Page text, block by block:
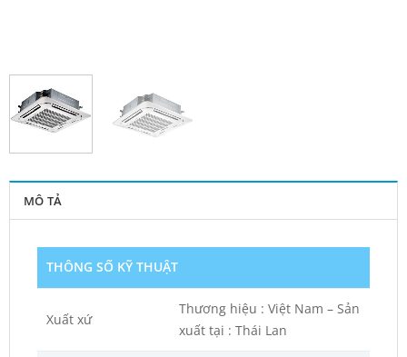
MÔ TẢ
THÔNG SỐ KỸ THUẬT
Xuất xứ
Thương hiệu : Việt Nam – Sản
xuất tại : Thái Lan